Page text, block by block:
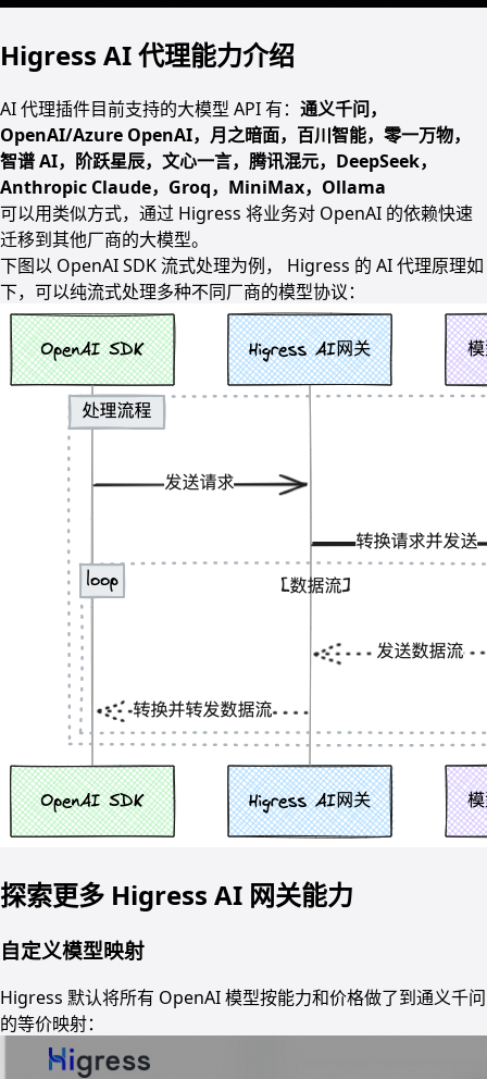
Higress AI 代理能力介绍
AI 代理插件目前支持的大模型 API 有： 通义千问，
OpenAI/Azure OpenAI，月之暗面，百川智能，零一万物，
智谱 AI，阶跃星辰，文心一言，腾讯混元，DeepSeek，
Anthropic Claude，Groq，MiniMax，Ollama
可以用类似方式，通过 Higress 将业务对 OpenAI 的依赖快速
迁移到其他厂商的大模型。
下图以 OpenAI SDK 流式处理为例， Higress 的 AI 代理原理如
下，可以纯流式处理多种不同厂商的模型协议：
探索更多 Higress AI 网关能力
自定义模型映射
Higress 默认将所有 OpenAI 模型按能力和价格做了到通义千问
的等价映射：